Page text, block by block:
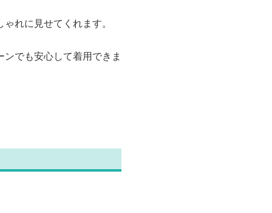
れに見せてくれます。
でも安心して着用できま